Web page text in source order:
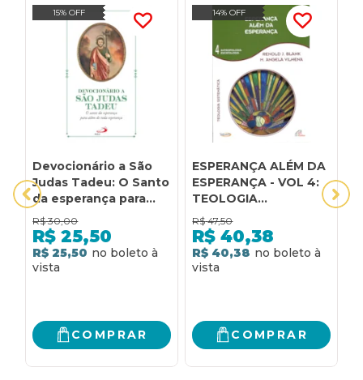
15% OFF
Devocionário a São
Judas Tadeu: O Santo
da esperança para
além de toda
esperança
R$ 30,00
R$ 25,50
R$ 25,50
COMPRAR
14% OFF
ESPERANÇA ALÉM DA
ESPERANÇA - VOL 4:
TEOLOGIA
SISTEMÁTICA
R$ 47,50
R$ 40,38
R$ 40,38
COMPRAR